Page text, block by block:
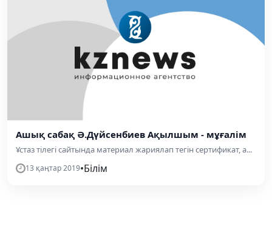
Ашық сабақ Ə.Дүйсенбиев Ақылшым - мұғалім
Ұстаз тілегі сайтында материал жариялап тегін сертификат, а...
13 қаңтар 2019•Білім